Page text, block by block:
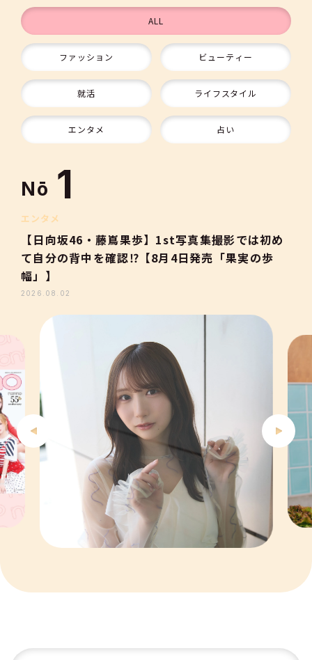
ALL
ファッション ビューティー
就活 ライフスタイル
エンタメ 占い
Nō
9
10
1
2
3
4
5
7
9
10
エンタメ
【日向坂46・藤嶌果歩】1st写真集撮影では初め
て自分の背中を確認⁉【8月4日発売「果実の歩
幅」】
2026.08.02